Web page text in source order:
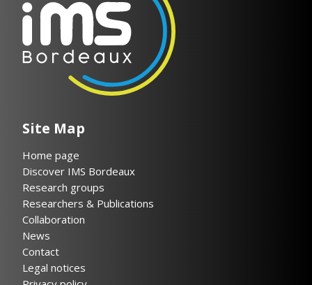
Site Map
Home page
Discover IMS Bordeaux
Research groups
Researchers & Publications
Collaboration
News
Contact
Legal notices